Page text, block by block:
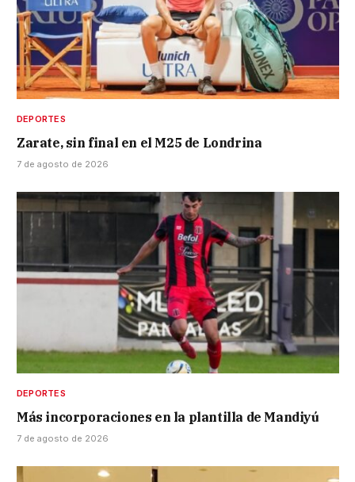
DEPORTES
Zarate, sin final en el M25 de Londrina
7 de agosto de 2026
DEPORTES
Más incorporaciones en la plantilla de Mandiyú
7 de agosto de 2026